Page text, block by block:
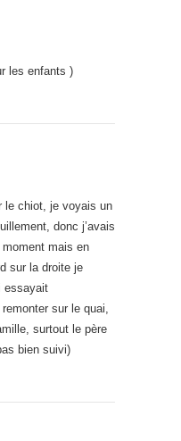
les enfants )
le chiot, je voyais un
donc j’avais
mais en
sur la droite je
essayait
sur le quai,
surtout le père
bien suivi)